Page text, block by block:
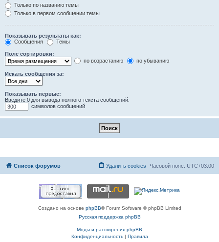
Только по названию темы
Только в первом сообщении темы
Показывать результаты как:
Сообщения
Темы
Поле сортировки:
по возрастанию
по убыванию
Искать сообщения за:
Показывать первые:
Введите 0 для вывода полного текста сообщений.
символов сообщений
Список форумов Часовой пояс: UTC+03:00
Удалить cookies
Создано на основе phpBB® Forum Software © phpBB Limited
Русская поддержка phpBB
Моды и расширения phpBB
Конфиденциальность| Правила